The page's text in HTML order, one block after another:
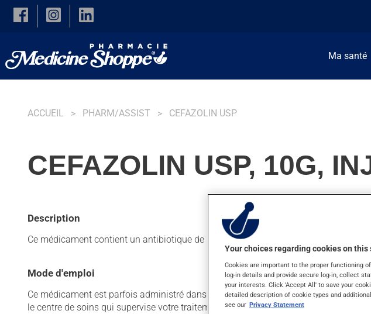
Skip to main content
Ma santé
ACCUEIL PHARM/ASSIST CEFAZOLIN USP
CEFAZOLIN USP, 10G,
Description
Ce médicament contient un antibiotique de la famille des céphalosporines.
Mode d'emploi
Ce médicament est parfois administré dans un établissement de santé, par un
le centre de soins qui supervise votre traitement vous a fourni toutes les
Your choices regarding cookies on this
Cookies are important to the proper functioning
log-in details and provide secure log-in, collect
your interests. Click 'Accept All' to save your
detailed description of cookie types and
see our Privacy Statement